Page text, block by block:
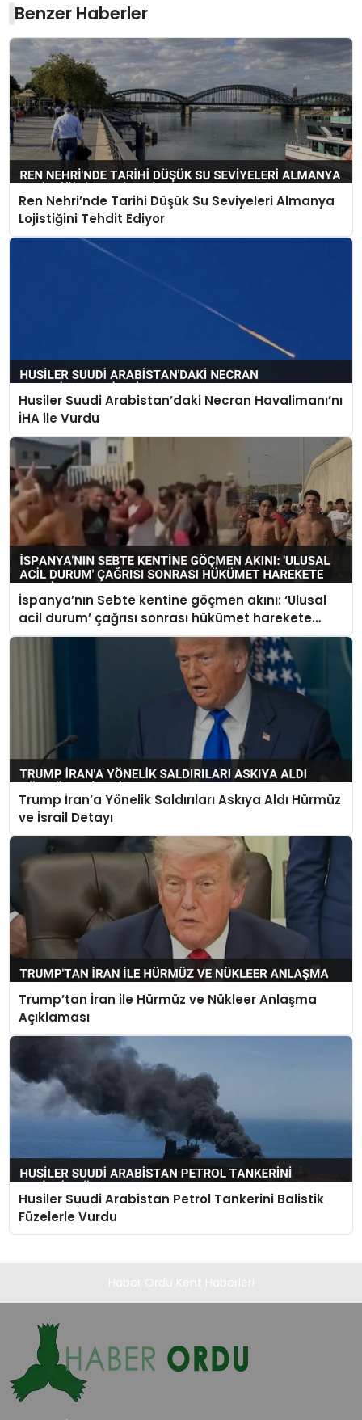
Benzer Haberler
Ren Nehri’nde Tarihi Düşük Su Seviyeleri Almanya
Lojistiğini Tehdit Ediyor
Husiler Suudi Arabistan’daki Necran Havalimanı’nı
İHA ile Vurdu
İspanya’nın Sebte kentine göçmen akını: ‘Ulusal
acil durum’ çağrısı sonrası hükümet harekete
geçti
Trump İran’a Yönelik Saldırıları Askıya Aldı Hürmüz
ve İsrail Detayı
Trump’tan İran ile Hürmüz ve Nükleer Anlaşma
Açıklaması
Husiler Suudi Arabistan Petrol Tankerini Balistik
Füzelerle Vurdu